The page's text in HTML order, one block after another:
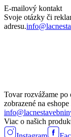
E-mailový kontakt
Svoje otázky či
adresu.
Tovar rozvážame
zobrazené na
Viac o našich